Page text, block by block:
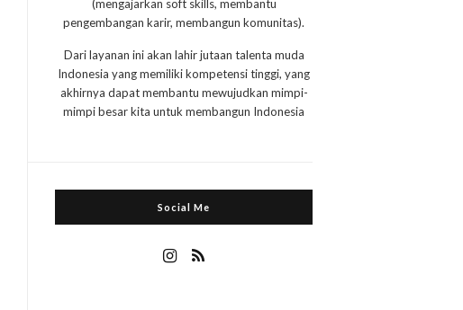
(mengajarkan soft skills, membantu
pengembangan karir, membangun komunitas).
Dari layanan ini akan lahir jutaan talenta muda
Indonesia yang memiliki kompetensi tinggi, yang
akhirnya dapat membantu mewujudkan mimpi-
mimpi besar kita untuk membangun Indonesia
Social Me